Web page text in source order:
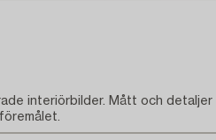
interiörbilder. Mått och detaljer